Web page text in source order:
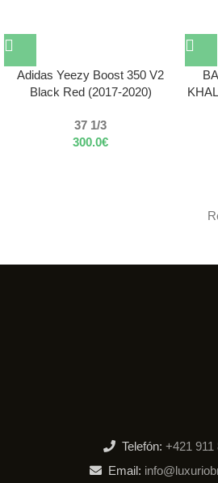
Adidas Yeezy Boost 350 V2
Black Red (2017-2020)
37 1/3
300.0€
Telefón: +421 911
Email: